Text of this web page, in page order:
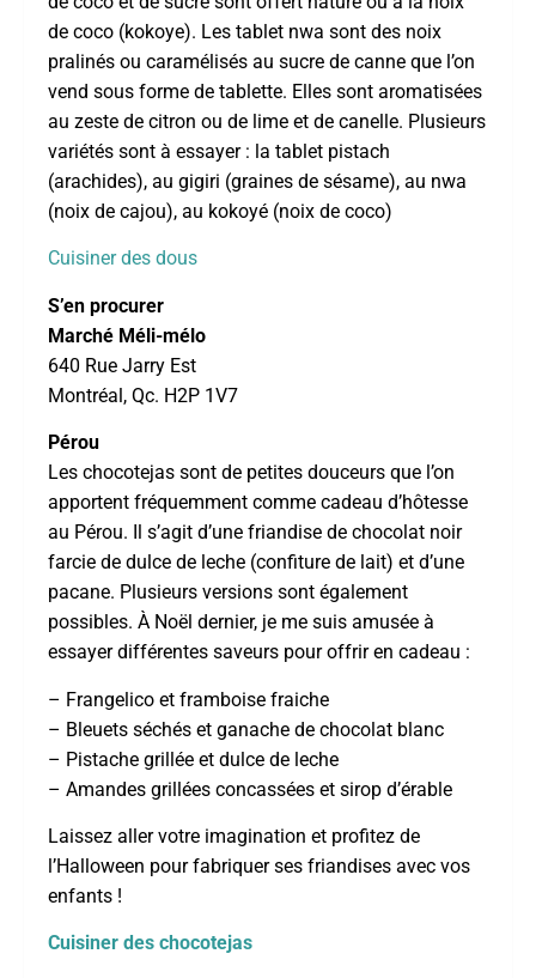
de coco (kokoye). Les tablet nwa sont des noix
pralinés ou caramélisés au sucre de canne que l’on
vend sous forme de tablette. Elles sont aromatisées
au zeste de citron ou de lime et de canelle. Plusieurs
variétés sont à essayer : la tablet pistach
(arachides), au gigiri (graines de sésame), au nwa
(noix de cajou), au kokoyé (noix de coco)
Cuisiner des dous
S’en procurer
Marché Méli-mélo
640 Rue Jarry Est
Montréal, Qc. H2P 1V7
Pérou
Les chocotejas sont de petites douceurs que l’on
apportent fréquemment comme cadeau d’hôtesse
au Pérou. Il s’agit d’une friandise de chocolat noir
farcie de dulce de leche (confiture de lait) et d’une
pacane. Plusieurs versions sont également
possibles. À Noël dernier, je me suis amusée à
essayer différentes saveurs pour offrir en cadeau :
– Frangelico et framboise fraiche
– Bleuets séchés et ganache de chocolat blanc
– Pistache grillée et dulce de leche
– Amandes grillées concassées et sirop d’érable
Laissez aller votre imagination et profitez de
l’Halloween pour fabriquer ses friandises avec vos
enfants !
Cuisiner des chocotejas